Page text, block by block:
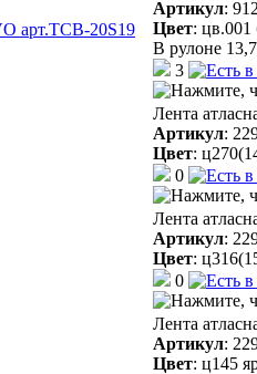
Артикул:
Цвет: цв.001
В рулоне
3
Лента
Артикул:
Цвет:
0
Лента
Артикул:
Цвет:
0
Лента
Артикул:
Цвет: ц145